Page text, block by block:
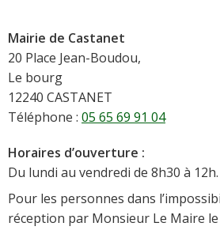
Mairie de Castanet
20 Place Jean-Boudou,
Le bourg
12240 CASTANET
Téléphone : 05 65 69 91 04
Horaires d’ouverture :
Du lundi au vendredi de 8h30 à 12h.
Pour les personnes dans
réception par Monsieur Le Maire